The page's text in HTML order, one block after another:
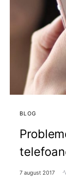
BLOG
7 august 2017